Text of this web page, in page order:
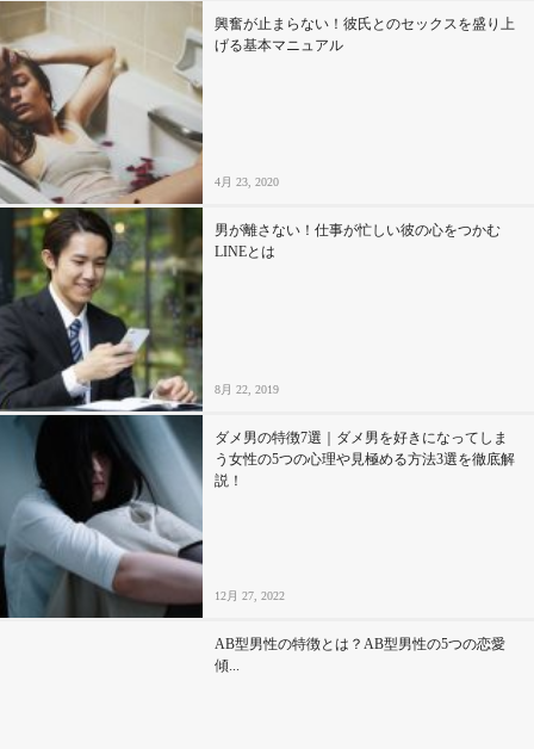
興奮が止まらない！彼氏とのセックスを盛り上
げる基本マニュアル
4月 23, 2020
男が離さない！仕事が忙しい彼の心をつかむ
LINEとは
8月 22, 2019
ダメ男の特徴7選｜ダメ男を好きになってしま
う女性の5つの心理や見極める方法3選を徹底解
説！
12月 27, 2022
AB型男性の特徴とは？AB型男性の5つの恋愛
傾...